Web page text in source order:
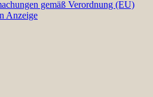
gemäß Verordnung (EU)
Anzeige